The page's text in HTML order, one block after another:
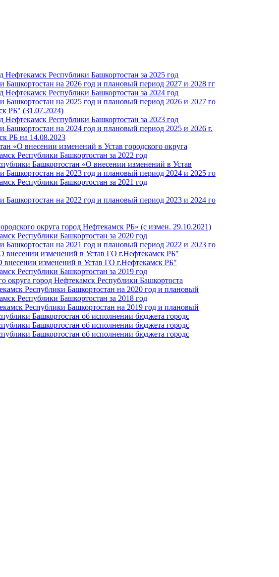
Республики Башкортостан за 2025 год
на 2026 год и плановый период 2027 и 2028 гг
Республики Башкортостан за 2024 год
на 2025 год и плановый период 2026 и 2027 го
РБ" (31.07.2024)
Республики Башкортостан за 2023 год
на 2024 год и плановый период 2025 и 2026 г.
РБ на 14.08.2023
«О внесении изменений в Устав городского округа
Республики Башкортостан за 2022 год
Башкортостан «О внесении изменений в Устав
на 2023 год и плановый период 2024 и 2025 го
Республики Башкортостан за 2021 год
на 2022 год и плановый период 2023 и 2024 го
округа город Нефтекамск РБ» (с измен. 29.10.2021)
Республики Башкортостан за 2020 год
на 2021 год и плановый период 2022 и 2023 го
изменений в Устав ГО г.Нефтекамск РБ"
изменений в Устав ГО г.Нефтекамск РБ"
Республики Башкортостан за 2019 год
округа город Нефтекамск Республики Башкортоста
Республики Башкортостан на 2020 год и плановый
Республики Башкортостан за 2018 год
Республики Башкортостан на 2019 год и плановый
Башкортостан об исполнении бюджета городс
Башкортостан об исполнении бюджета городс
Башкортостан об исполнении бюджета городс